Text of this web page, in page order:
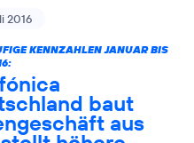
2016
KENNZAHLEN JANUAR BIS
baut
aus